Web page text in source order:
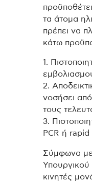
τα άτομα
πρέπει να
κάτω
1.
2.
νοσήσει
τους
3.
PCR ή
Σύμφωνα
Υπουργικού
κινητές